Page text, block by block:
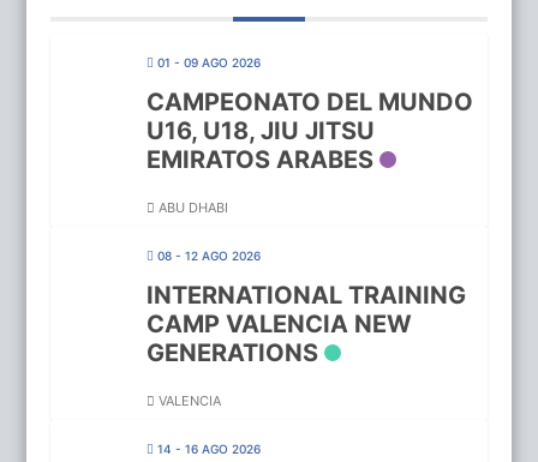
01 - 09 AGO 2026
CAMPEONATO DEL MUNDO
U16, U18, JIU JITSU
EMIRATOS ARABES
ABU DHABI
08 - 12 AGO 2026
INTERNATIONAL TRAINING
CAMP VALENCIA NEW
GENERATIONS
VALENCIA
14 - 16 AGO 2026